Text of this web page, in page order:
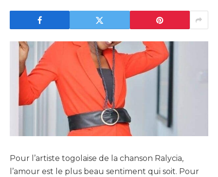
Pour l’artiste togolaise de la chanson Ralycia,
l’amour est le plus beau sentiment qui soit. Pour